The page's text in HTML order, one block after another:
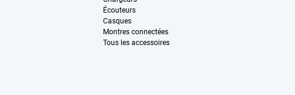
Écouteurs
Casques
Montres connectées
Tous les accessoires